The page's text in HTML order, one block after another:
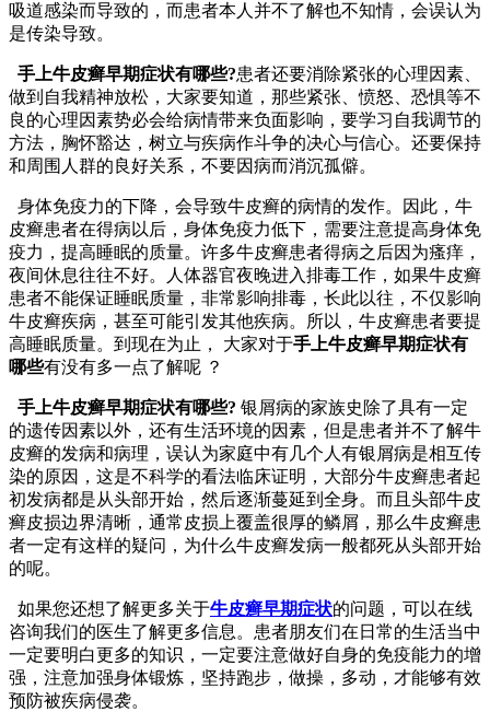
吸道感染而导致的，而患者本人并不了解也不知情，会误认为
是传染导致。
手上牛皮癣早期症状有哪些?患者还要消除紧张的心理因素、
做到自我精神放松，大家要知道，那些紧张、愤怒、恐惧等不
良的心理因素势必会给病情带来负面影响，要学习自我调节的
方法，胸怀豁达，树立与疾病作斗争的决心与信心。还要保持
和周围人群的良好关系，不要因病而消沉孤僻。
身体免疫力的下降，会导致牛皮癣的病情的发作。因此，牛
皮癣患者在得病以后，身体免疫力低下，需要注意提高身体免
疫力，提高睡眠的质量。许多牛皮癣患者得病之后因为瘙痒，
夜间休息往往不好。人体器官夜晚进入排毒工作，如果牛皮癣
患者不能保证睡眠质量，非常影响排毒，长此以往，不仅影响
牛皮癣疾病，甚至可能引发其他疾病。所以，牛皮癣患者要提
高睡眠质量。到现在为止， 大家对于手上牛皮癣早期症状有
哪些有没有多一点了解呢 ？
手上牛皮癣早期症状有哪些? 银屑病的家族史除了具有一定
的遗传因素以外，还有生活环境的因素，但是患者并不了解牛
皮癣的发病和病理，误认为家庭中有几个人有银屑病是相互传
染的原因，这是不科学的看法临床证明，大部分牛皮癣患者起
初发病都是从头部开始，然后逐渐蔓延到全身。而且头部牛皮
癣皮损边界清晰，通常皮损上覆盖很厚的鳞屑，那么牛皮癣患
者一定有这样的疑问，为什么牛皮癣发病一般都死从头部开始
的呢。
如果您还想了解更多关于牛皮癣早期症状的问题，可以在线
咨询我们的医生了解更多信息。患者朋友们在日常的生活当中
一定要明白更多的知识，一定要注意做好自身的免疫能力的增
强，注意加强身体锻炼，坚持跑步，做操，多动，才能够有效
预防被疾病侵袭。